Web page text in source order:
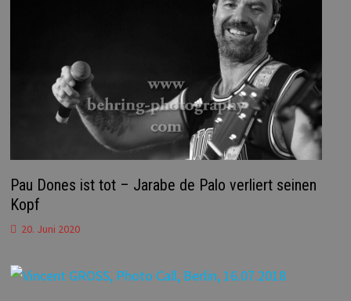
Pau Dones ist tot – Jarabe de Palo verliert seinen
Kopf
20. Juni 2020